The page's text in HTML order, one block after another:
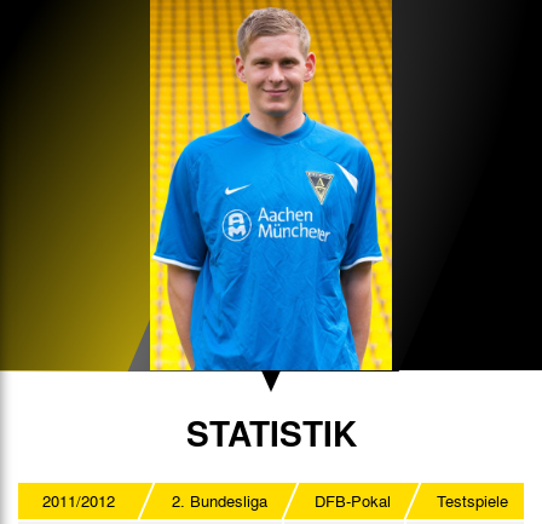
STATISTIK
2011/2012 2. Bundesliga DFB-Pokal
Testspiele